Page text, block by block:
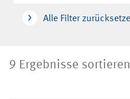
Alle Filter
9 Ergebnisse